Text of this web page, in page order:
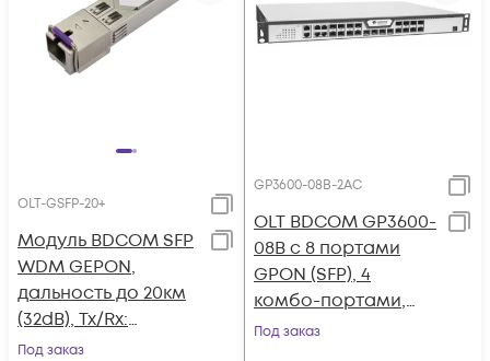
OLT-GSFP-20+
Модуль BDCOM SFP
WDM GEPON,
дальность до 20км
(32dB), Tx/Rx:
1490/1310нм
Под заказ
GP3600-08B-2AC
OLT BDCOM GP3600-
08B с 8 портами
GPON (SFP), 4
комбо-портами,
4хSFP, 4 SFP+, 2 БП АC
Под заказ